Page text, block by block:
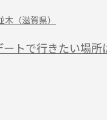
（滋賀県）
トで行きたい場所